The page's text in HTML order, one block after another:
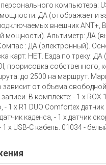
компьютера:
ДА (отображает и
внешних ANT+,
мощности). Альтиметр: ДА
: ДА (электронный).
карт: НЕТ. Езда по треку: ДА
прорисовка собственного,
до 2500 на маршрут.
зависит от объема
В комплекте: - 1 x ROX
- 1 x R1 DUO Comfortex датчик
каденса, - 1 x датчик
1 x USB-C кабель. 01034 -